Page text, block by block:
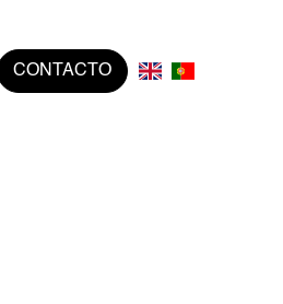
CONTACTO